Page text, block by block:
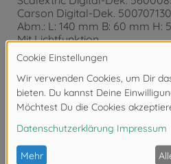
Carson Digital-Dek. 500707130
Abm.: L: 140 mm B: 60 mm H:
Mit Lichtfunktion
Achtung!
Jahren.
Bewertungen